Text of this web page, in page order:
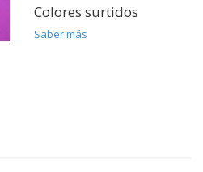
Colores surtidos
Saber más